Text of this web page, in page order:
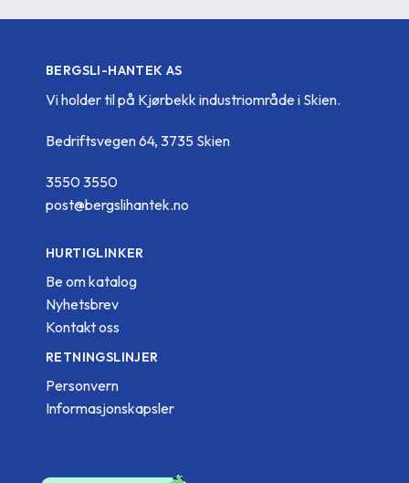
BERGSLI-HANTEK AS
Vi holder til på Kjørbekk industriområde i Skien.
Bedriftsvegen 64, 3735 Skien
3550 3550
post@bergslihantek.no
HURTIGLINKER
Be om katalog
Nyhetsbrev
Kontakt oss
RETNINGSLINJER
Personvern
Informasjonskapsler